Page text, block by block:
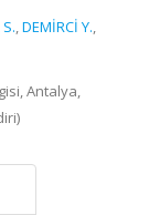
,DEMİRCİ Y.,
Antalya,